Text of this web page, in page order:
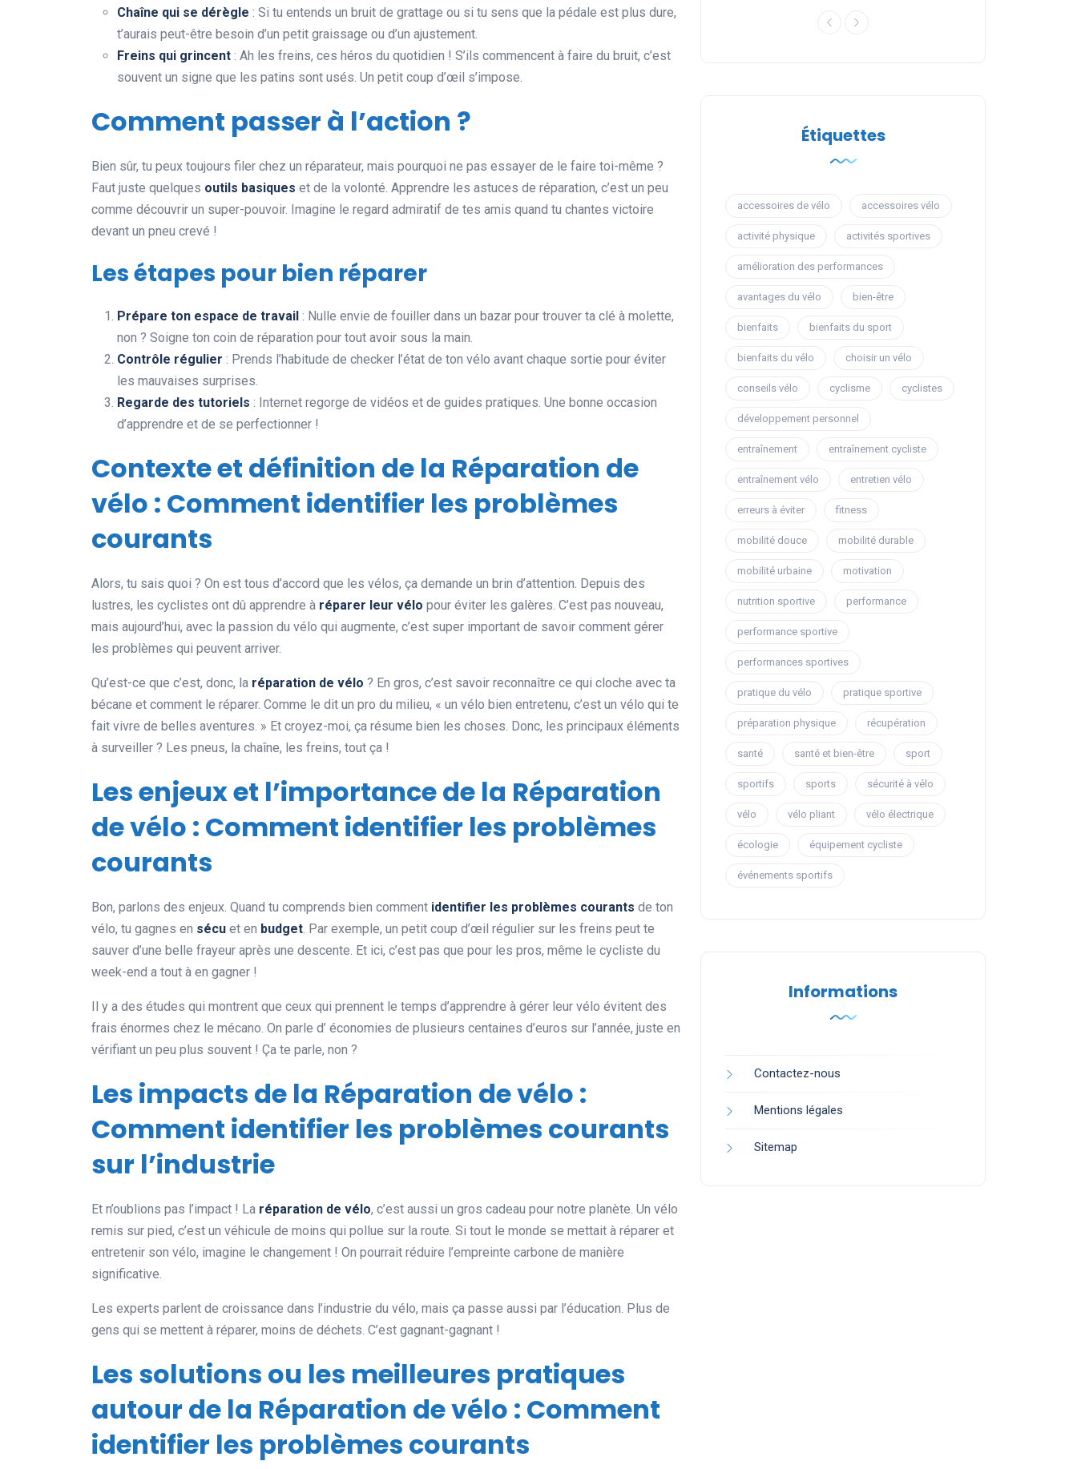
Chaîne qui se dérègle : Si tu entends un bruit de grattage ou si tu sens que la pédale est plus dure,
t’aurais peut-être besoin d’un petit graissage ou d’un ajustement.
Freins qui grincent : Ah les freins, ces héros du quotidien ! S’ils commencent à faire du bruit, c’est
souvent un signe que les patins sont usés. Un petit coup d’œil s’impose.
Comment passer à l’action ?
Bien sûr, tu peux toujours filer chez un réparateur, mais pourquoi ne pas essayer de le faire toi-même ?
Faut juste quelques outils basiques et de la volonté. Apprendre les astuces de réparation, c’est un peu
comme découvrir un super-pouvoir. Imagine le regard admiratif de tes amis quand tu chantes victoire
devant un pneu crevé !
Les étapes pour bien réparer
Prépare ton espace de travail : Nulle envie de fouiller dans un bazar pour trouver ta clé à molette,
non ? Soigne ton coin de réparation pour tout avoir sous la main.
Contrôle régulier : Prends l’habitude de checker l’état de ton vélo avant chaque sortie pour éviter
les mauvaises surprises.
Regarde des tutoriels : Internet regorge de vidéos et de guides pratiques. Une bonne occasion
d’apprendre et de se perfectionner !
Contexte et définition de la Réparation de
vélo : Comment identifier les problèmes
courants
Alors, tu sais quoi ? On est tous d’accord que les vélos, ça demande un brin d’attention. Depuis des
lustres, les cyclistes ont dû apprendre à réparer leur vélo pour éviter les galères. C’est pas nouveau,
mais aujourd’hui, avec la passion du vélo qui augmente, c’est super important de savoir comment gérer
les problèmes qui peuvent arriver.
Qu’est-ce que c’est, donc, la réparation de vélo ? En gros, c’est savoir reconnaître ce qui cloche avec ta
bécane et comment le réparer. Comme le dit un pro du milieu, « un vélo bien entretenu, c’est un vélo qui te
fait vivre de belles aventures. » Et croyez-moi, ça résume bien les choses. Donc, les principaux éléments
à surveiller ? Les pneus, la chaîne, les freins, tout ça !
Les enjeux et l’importance de la Réparation
de vélo : Comment identifier les problèmes
courants
Bon, parlons des enjeux. Quand tu comprends bien comment identifier les problèmes courants de ton
vélo, tu gagnes en sécu et en budget. Par exemple, un petit coup d’œil régulier sur les freins peut te
sauver d’une belle frayeur après une descente. Et ici, c’est pas que pour les pros, même le cycliste du
week-end a tout à en gagner !
Il y a des études qui montrent que ceux qui prennent le temps d’apprendre à gérer leur vélo évitent des
frais énormes chez le mécano. On parle d’ économies de plusieurs centaines d’euros sur l’année, juste en
vérifiant un peu plus souvent ! Ça te parle, non ?
Les impacts de la Réparation de vélo :
Comment identifier les problèmes courants
sur l’industrie
Et n’oublions pas l’impact ! La réparation de vélo, c’est aussi un gros cadeau pour notre planète. Un vélo
remis sur pied, c’est un véhicule de moins qui pollue sur la route. Si tout le monde se mettait à réparer et
entretenir son vélo, imagine le changement ! On pourrait réduire l’empreinte carbone de manière
significative.
Les experts parlent de croissance dans l’industrie du vélo, mais ça passe aussi par l’éducation. Plus de
gens qui se mettent à réparer, moins de déchets. C’est gagnant-gagnant !
Les solutions ou les meilleures pratiques
autour de la Réparation de vélo : Comment
identifier les problèmes courants
Étiquettes
accessoires de vélo accessoires vélo
activité physique activités sportives
amélioration des performances
avantages du vélo bien-être
bienfaits bienfaits du sport
bienfaits du vélo choisir un vélo
conseils vélo cyclisme cyclistes
développement personnel
entraînement entraînement cycliste
entraînement vélo entretien vélo
erreurs à éviter fitness
mobilité douce mobilité durable
mobilité urbaine motivation
nutrition sportive performance
performance sportive
performances sportives
pratique du vélo pratique sportive
préparation physique récupération
santé santé et bien-être sport
sportifs sports sécurité à vélo
vélo vélo pliant vélo électrique
écologie équipement cycliste
événements sportifs
Informations
Contactez-nous
Mentions légales
Sitemap